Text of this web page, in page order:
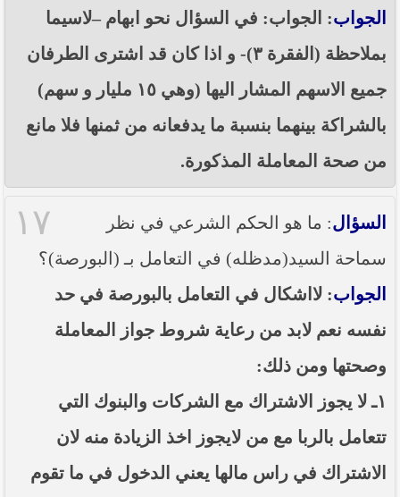
الجواب: الجواب: في السؤال نحو ابهام –لاسيما
بملاحظة (الفقرة ٣)- و اذا كان قد اشترى الطرفان
جميع الاسهم المشار اليها (وهي ١٥ مليار و سهم)
بالشراكة بينهما بنسبة ما يدفعانه من ثمنها فلا مانع
من صحة المعاملة المذكورة.
١٧ السؤال: ما هو الحكم الشرعي في نظر
سماحة السيد(مدظله) في التعامل بـ (البورصة)؟
الجواب: لااشكال في التعامل بالبورصة في حد
نفسه نعم لابد من رعاية شروط جواز المعاملة
وصحتها ومن ذلك:
١ـ لا يجوز الاشتراك مع الشركات والبنوك التي
تتعامل بالربا مع من لايجوز اخذ الزيادة منه لان
الاشتراك في راس مالها يعني الدخول في ما تقوم